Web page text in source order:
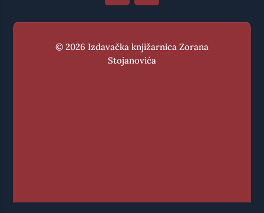
© 2026 Izdavačka knjižarnica Zorana
Stojanovića